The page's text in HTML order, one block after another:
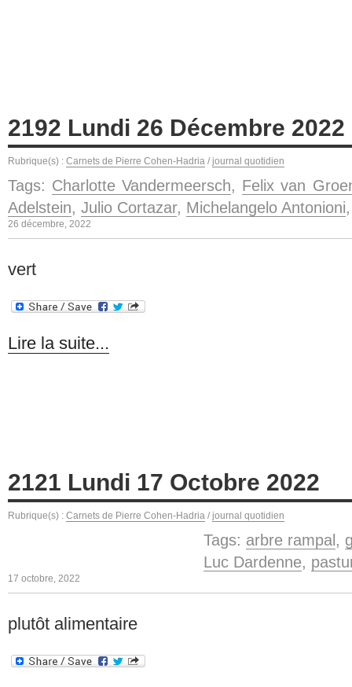
2192 Lundi 26 Décembre 2022
Rubrique(s) : Carnets de Pierre Cohen-Hadria / journal quotidien
Tags: Charlotte Vandermeersch, Felix van
Adelstein, Julio Cortazar, Michelangelo Antonioni
26 décembre, 2022
vert
Lire la suite...
2121 Lundi 17 Octobre 2022
Rubrique(s) : Carnets de Pierre Cohen-Hadria / journal quotidien
Tags: arbre rampal,
Luc Dardenne,
17 octobre, 2022
plutôt alimentaire